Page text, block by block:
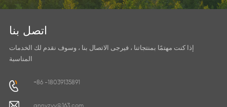
اتصل بنا
إذا كنت مهتمًا بمنتجاتنا ، فيرجى الاتصال بنا ، وسوف نقدم لك الخدمات
المناسبة
+86 -18039135891